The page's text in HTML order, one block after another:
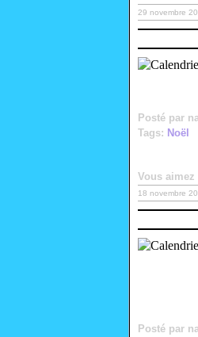
29 novembre
Posté par
Tags: Noël
Vous aimez
18 novembre
Posté par